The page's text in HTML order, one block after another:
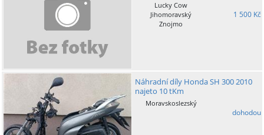
Lucky Cow
Jihomoravský
Znojmo
1 500 Kč
Náhradní díly Honda SH 300 2010
najeto 10 tKm
Moravskoslezský
dohodou